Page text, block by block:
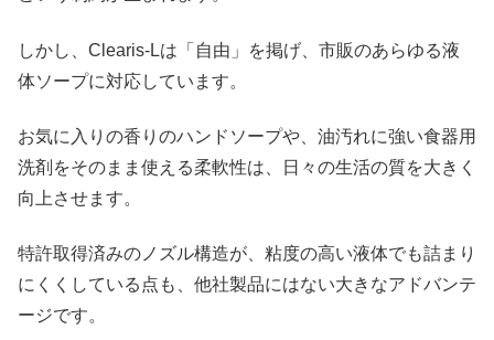
しかし、Clearis-Lは「自由」を掲げ、市販のあらゆる液
体ソープに対応しています。
お気に入りの香りのハンドソープや、油汚れに強い食器用
洗剤をそのまま使える柔軟性は、日々の生活の質を大きく
向上させます。
特許取得済みのノズル構造が、粘度の高い液体でも詰まり
にくくしている点も、他社製品にはない大きなアドバンテ
ージです。